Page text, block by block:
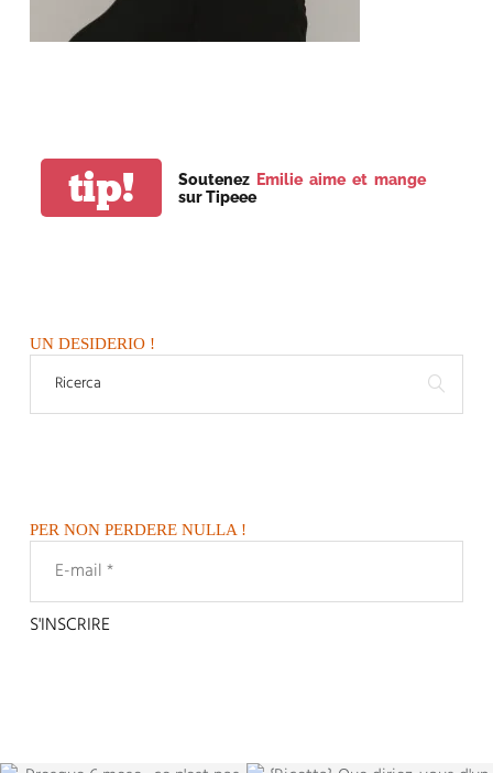
tip! Soutenez Emilie aime et mange
sur Tipeee
UN DESIDERIO !
PER NON PERDERE NULLA !